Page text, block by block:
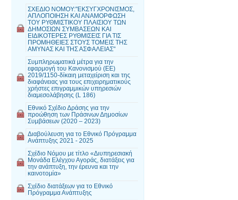
ΣΧΕΔΙΟ ΝΟΜΟΥ:"ΕΚΣΥΓΧΡΟΝΙΣΜΟΣ,
ΑΠΛΟΠΟΙΗΣΗ ΚΑΙ ΑΝΑΜΟΡΦΩΣΗ
ΤΟΥ ΡΥΘΜΙΣΤΙΚΟΥ ΠΛΑΙΣΙΟΥ ΤΩΝ
ΔΗΜΟΣΙΩΝ ΣΥΜΒΑΣΕΩΝ ΚΑΙ
ΕΙΔΙΚΟΤΕΡΕΣ ΡΥΘΜΙΣΕΙΣ ΓΙΑ ΤΙΣ
ΠΡΟΜΗΘΕΙΕΣ ΣΤΟΥΣ ΤΟΜΕΙΣ ΤΗΣ
ΑΜΥΝΑΣ ΚΑΙ ΤΗΣ ΑΣΦΑΛΕΙΑΣ"
Συμπληρωματικά μέτρα για την
εφαρμογή του Κανονισμού (ΕΕ)
2019/1150-δίκαιη μεταχείριση και της
διαφάνειας για τους επιχειρηματικούς
χρήστες επιγραμμικών υπηρεσιών
διαμεσολάβησης (L 186)
Εθνικό Σχέδιο Δράσης για την
προώθηση των Πράσινων Δημοσίων
Συμβάσεων (2020 – 2023)
Διαβούλευση για το Εθνικό Πρόγραμμα
Ανάπτυξης 2021 - 2025
Σχέδιο Νόμου με τίτλο «Διυπηρεσιακή
Μονάδα Ελέγχου Αγοράς, διατάξεις για
την ανάπτυξη, την έρευνα και την
καινοτομία»
Σχέδιο διατάξεων για το Εθνικό
Πρόγραμμα Ανάπτυξης